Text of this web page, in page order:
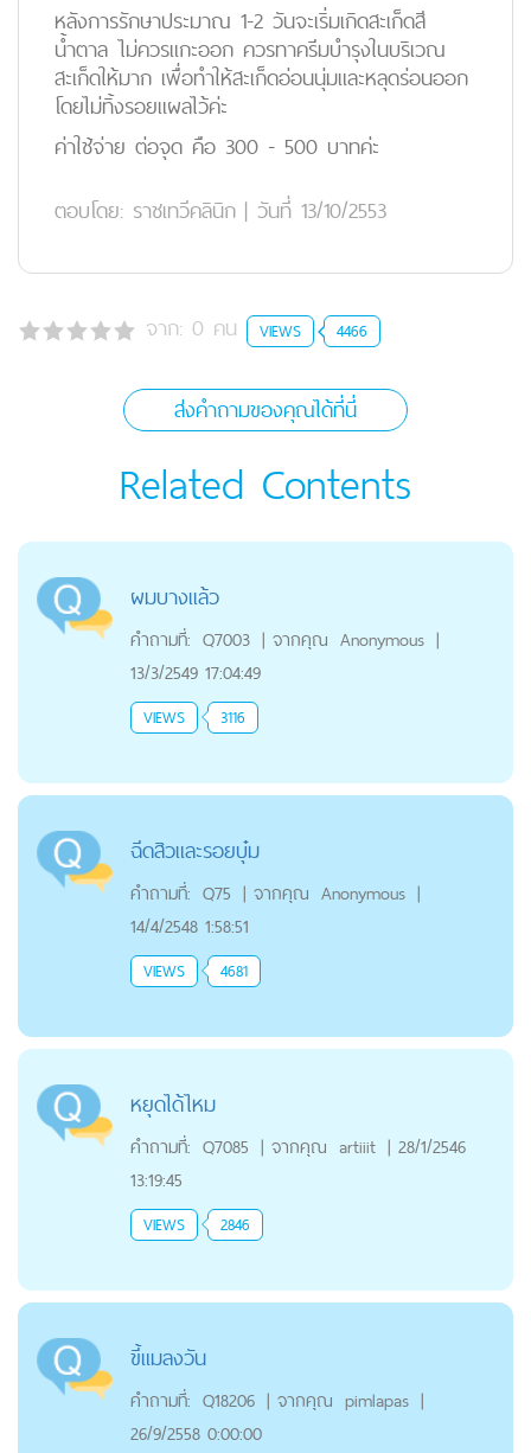
หลังการรักษาประมาณ 1-2 วันจะเริ่มเกิดสะเก็ดสี
น้ำตาล ไม่ควรแกะออก ควรทาครีมบำรุงในบริเวณ
สะเก็ดให้มาก เพื่อทำให้สะเก็ดอ่อนนุ่มและหลุดร่อนออก
โดยไม่ทิ้งรอยแผลไว้ค่ะ
ค่าใช้จ่าย ต่อจุด คือ 300 - 500 บาทค่ะ
ตอบโดย: ราชเทวีคลินิก | วันที่ 13/10/2553
จาก: 0 คน VIEWS 4466
ส่งคำถามของคุณได้ที่นี่
Related Contents
ผมบางเเล้ว
คำถามที่: Q7003 | จากคุณ Anonymous |
13/3/2549 17:04:49
VIEWS 3116
ฉีดสิวและรอยบุ๋ม
คำถามที่: Q75 | จากคุณ Anonymous |
14/4/2548 1:58:51
VIEWS 4681
หยุดได้ไหม
คำถามที่: Q7085 | จากคุณ artiiit | 28/1/2546
13:19:45
VIEWS 2846
ขี้แมลงวัน
คำถามที่: Q18206 | จากคุณ pimlapas |
26/9/2558 0:00:00